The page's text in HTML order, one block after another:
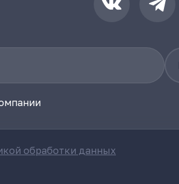
обработки данных